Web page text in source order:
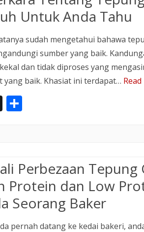
er Untuk Anda Tahu
sudah mengetahui bahawa
sumber yang baik.
dan tidak diproses yang
yang baik. Khasiat ini terdapat…
In
a
p
er
Perbezaan Tepung
Protein dan Low
Seorang Baker
pernah datang ke kedai bakeri,